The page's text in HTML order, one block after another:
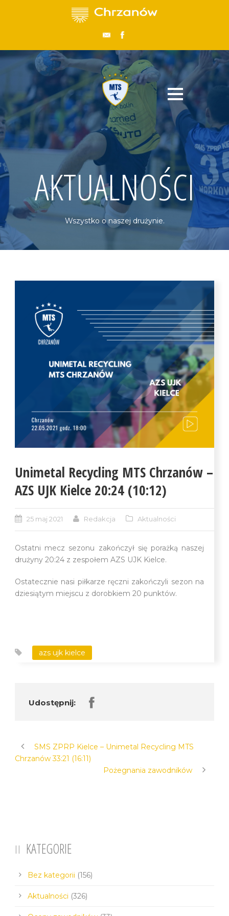
AKTUALNOŚCI
Wszystko o naszej drużynie.
Unimetal Recycling MTS Chrzanów –
AZS UJK Kielce 20:24 (10:12)
25 maj 2021 Redakcja Aktualności
Ostatni mecz sezonu zakończył się porażką naszej
drużyny 20:24 z zespołem AZS UJK Kielce.
Ostatecznie nasi piłkarze ręczni zakończyli sezon na
dziesiątym miejscu z dorobkiem 20 punktów.
azs ujk kielce
Udostępnij:
SMS ZPRP Kielce – Unimetal Recycling MTS
Chrzanów 33:21 (16:11)
Pożegnania zawodników
KATEGORIE
Bez kategorii (156)
Aktualności (326)